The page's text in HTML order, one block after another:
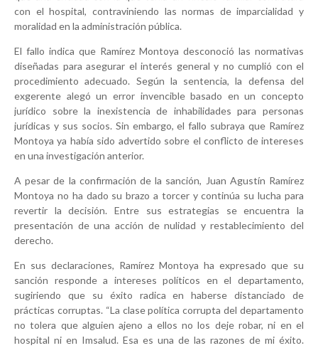
con el hospital, contraviniendo las normas de imparcialidad y
moralidad en la administración pública.
El fallo indica que Ramírez Montoya desconoció las normativas
diseñadas para asegurar el interés general y no cumplió con el
procedimiento adecuado. Según la sentencia, la defensa del
exgerente alegó un error invencible basado en un concepto
jurídico sobre la inexistencia de inhabilidades para personas
jurídicas y sus socios. Sin embargo, el fallo subraya que Ramírez
Montoya ya había sido advertido sobre el conflicto de intereses
en una investigación anterior.
A pesar de la confirmación de la sanción, Juan Agustín Ramírez
Montoya no ha dado su brazo a torcer y continúa su lucha para
revertir la decisión. Entre sus estrategias se encuentra la
presentación de una acción de nulidad y restablecimiento del
derecho.
En sus declaraciones, Ramírez Montoya ha expresado que su
sanción responde a intereses políticos en el departamento,
sugiriendo que su éxito radica en haberse distanciado de
prácticas corruptas. “La clase política corrupta del departamento
no tolera que alguien ajeno a ellos no los deje robar, ni en el
hospital ni en Imsalud. Esa es una de las razones de mi éxito.